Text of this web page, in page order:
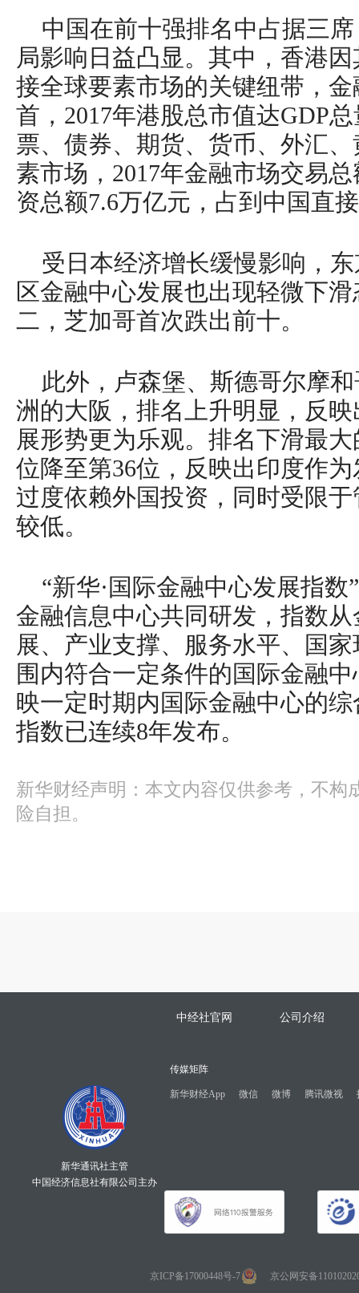
中国在前十强排名中占据三
局影响日益凸显。其中，香港
接全球要素市场的关键纽带，
首，2017年港股总市值达GDP
票、债券、期货、货币、外汇
素市场，2017年金融市场交易
资总额7.6万亿元，占到中国直
受日本经济增长缓慢影响，
区金融中心发展也出现轻微下
二，芝加哥首次跌出前十。
此外，卢森堡、斯德哥尔摩
洲的大阪，排名上升明显，反
展形势更为乐观。排名下滑最
位降至第36位，反映出印度作
过度依赖外国投资，同时受限
较低。
“新华·国际金融中心发展指
金融信息中心共同研发，指数
展、产业支撑、服务水平、国
围内符合一定条件的国际金融
映一定时期内国际金融中心的
指数已连续8年发布。
新华财经声明：本文内容仅供参考，不构
险自担。
中经社官网 公司介绍
新华通讯社主管
中国经济信息社有限公司主办
传媒矩阵
新华财经App 微信 微博 腾讯微视
京ICP备17000448号-7 京公网安备